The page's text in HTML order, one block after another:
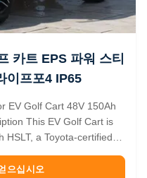
카트 EPS 파워 스티
이프포4 IP65
EV Golf Cart 48V 150Ah
This EV Golf Cart is
HSLT, a Toyota-certified
(over 95% efficiency),
으십시오